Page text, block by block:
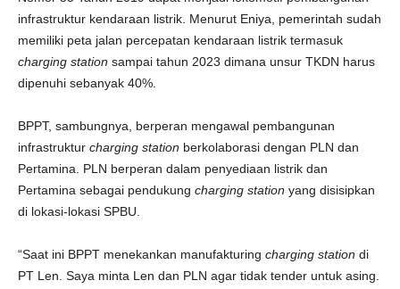
infrastruktur kendaraan listrik. Menurut Eniya, pemerintah sudah
memiliki peta jalan percepatan kendaraan listrik termasuk
charging station sampai tahun 2023 dimana unsur TKDN harus
dipenuhi sebanyak 40%.
BPPT, sambungnya, berperan mengawal pembangunan
infrastruktur charging station berkolaborasi dengan PLN dan
Pertamina. PLN berperan dalam penyediaan listrik dan
Pertamina sebagai pendukung charging station yang disisipkan
di lokasi-lokasi SPBU.
“Saat ini BPPT menekankan manufakturing charging station di
PT Len. Saya minta Len dan PLN agar tidak tender untuk asing.